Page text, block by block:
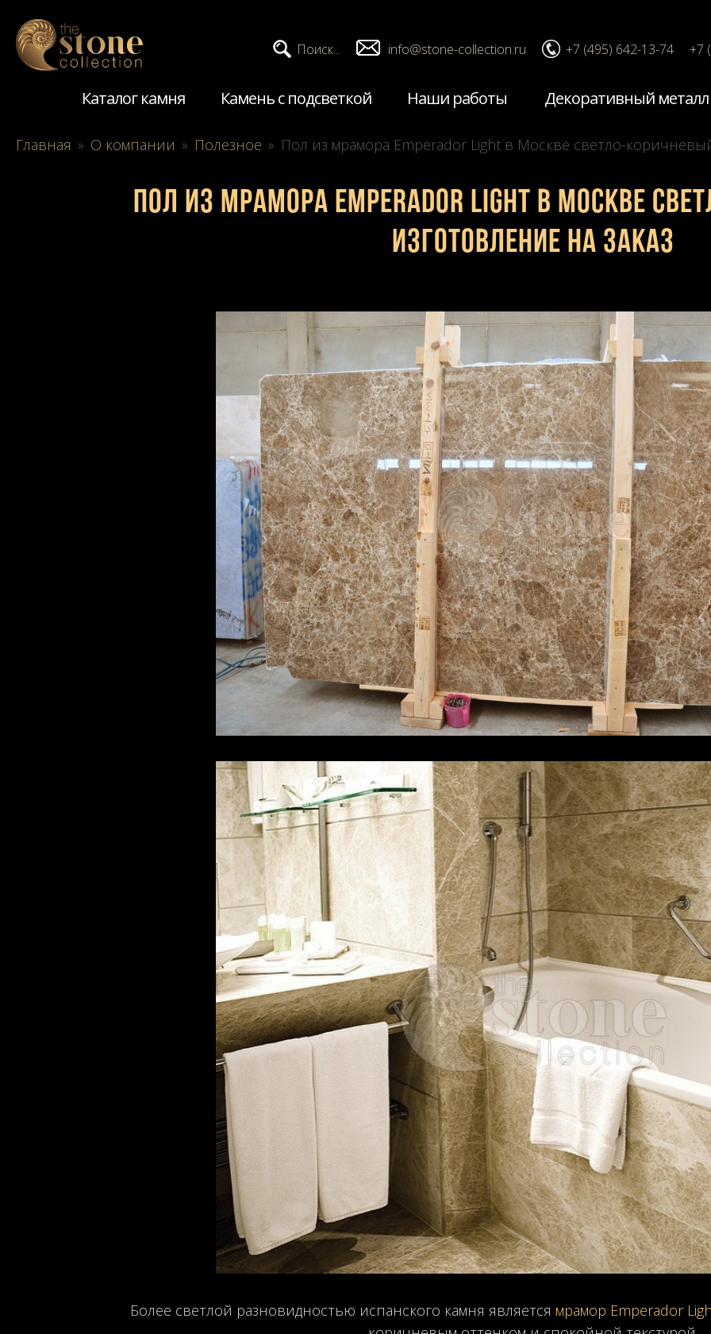
Поиск... info@stone-collection.ru +7 (495) 642-13-74 +7
Каталог камня Камень с подсветкой Наши работы Декоративный металл
Главная » О компании » Полезное » Пол из мрамора Emperador Light в Москве светло-
Пол из мрамора Emperador Light в Москве
изготовление на заказ
Более светлой разновидностью испанского камня является мрамор Emperador